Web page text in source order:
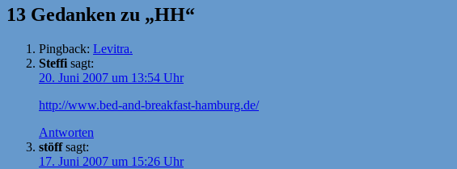
13 Gedanken zu „HH“
Pingback: Levitra.
Steffi sagt:
20. Juni 2007 um 13:54 Uhr
http://www.bed-and-breakfast-hamburg.de/
Antworten
stöff sagt:
17. Juni 2007 um 15:26 Uhr